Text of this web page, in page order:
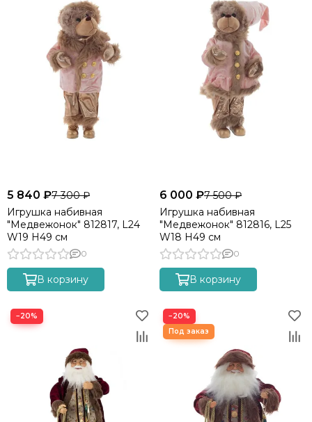
5 840 ₽7 300 ₽
Игрушка набивная
"Медвежонок" 812817, L24
W19 H49 см
0
В корзину
6 000 ₽7 500 ₽
Игрушка набивная
"Медвежонок" 812816, L25
W18 H49 см
0
В корзину
−20% −20%